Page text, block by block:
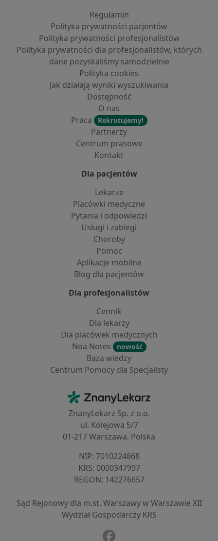
Regulamin
Polityka prywatności pacjentów
Polityka prywatności profesjonalistów
Polityka prywatności dla profesjonalistów, których
dane pozyskaliśmy samodzielnie
Polityka cookies
Jak działają wyniki wyszukiwania
Dostępność
O nas
Praca
Rekrutujemy!
Partnerzy
Centrum prasowe
Kontakt
Dla pacjentów
Lekarze
Placówki medyczne
Pytania i odpowiedzi
Usługi i zabiegi
Choroby
Pomoc
Aplikacje mobilne
Blog dla pacjentów
Dla profesjonalistów
Cennik
Dla lekarzy
Dla placówek medycznych
Noa Notes
nowość
Baza wiedzy
Centrum Pomocy dla Specjalisty
ZnanyLekarz - Strona główna
ZnanyLekarz Sp. z o.o.
ul. Kolejowa 5/7
01-217 Warszawa, Polska
NIP: ⁠7010224868
KRS: ⁠0000347997
REGON: ⁠142276657
Sąd Rejonowy dla m.st. Warszawy w Warszawie XII
Wydział Gospodarczy KRS